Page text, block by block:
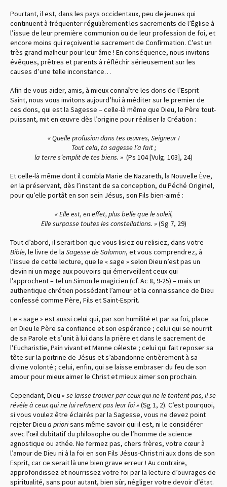
Pourtant, il est, dans les pays occidentaux, peu de jeunes qui
continuent à fréquenter régulièrement les sacrements de l’Église à
l’issue de leur première communion ou de leur profession de foi, et
encore moins qui reçoivent le sacrement de Confirmation. C’est un
très grand malheur pour leur âme ! En conséquence, nous invitons
évêques, prêtres et parents à réfléchir sérieusement sur les
causes d’une telle inconstance…
Afin de vous aider, amis, à mieux connaître les dons de l’Esprit
Saint, nous vous invitons aujourd’hui à méditer sur le premier de
ces dons, qui est la Sagesse – celle-là même que Dieu, le Père tout-
puissant, mit en œuvre dès l’origine pour réaliser la Création :
« Quelle profusion dans tes œuvres, Seigneur !
Tout cela, ta sagesse l’a fait ;
la terre s’emplit de tes biens. » (Ps 104 [Vulg. 103], 24)
Et celle-là même dont il combla Marie de Nazareth, la Nouvelle Ève,
en la préservant, dès l’instant de sa conception, du Péché Originel,
pour qu’elle portât en son sein Jésus, son Fils bien-aimé :
« Elle est, en effet, plus belle que le soleil,
Elle surpasse toutes les constellations. »(Sg 7, 29)
Tout d’abord, il serait bon que vous lisiez ou relisiez, dans votre
Bible, le livre de la Sagesse de Salomon, et vous comprendrez, à
l’issue de cette lecture, que le « sage » selon Dieu n’est pas un
devin ni un mage aux pouvoirs qui émerveillent ceux qui
l’approchent – tel un Simon le magicien (cf. Ac 8, 9-25) – mais un
authentique chrétien possédant l’amour et la connaissance de Dieu
confessé comme Père, Fils et Saint-Esprit.
Le « sage » est aussi celui qui, par son humilité et par sa foi, place
en Dieu le Père sa confiance et son espérance ; celui qui se nourrit
de sa Parole et s’unit à lui dans la prière et dans le sacrement de
l’Eucharistie, Pain vivant et Manne céleste ; celui qui fait reposer sa
tête sur la poitrine de Jésus et s’abandonne entièrement à sa
divine volonté ; celui, enfin, qui se laisse embraser du feu de son
amour pour mieux aimer le Christ et mieux aimer son prochain.
Cependant, Dieu « se laisse trouver par ceux qui ne le tentent pas, il se
révèle à ceux qui ne lui refusent pas leur foi »(Sg 1, 2). C’est pourquoi,
si vous voulez être éclairés par la Sagesse, vous ne devez point
rejeter Dieu a priorisans même savoir qui il est, ni le considérer
avec l’œil dubitatif du philosophe ou de l’homme de science
agnostique ou athée. Ne fermez pas, chers frères, votre cœur à
l’amour de Dieu ni à la foi en son Fils Jésus-Christ ni aux dons de son
Esprit, car ce serait là une bien grave erreur ! Au contraire,
approfondissez et nourrissez votre foi par la lecture d’ouvrages de
spiritualité, sans pour autant, bien sûr, négliger votre devoir d’état.